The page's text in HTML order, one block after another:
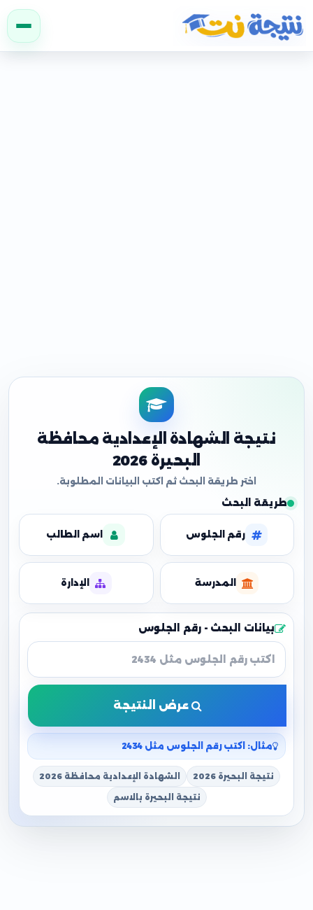
نتيجة نت
نتيجة الشهادة الإعدادية محافظة
البحيرة 2026
طريقة البحث
رقم الجلوس اسم الطالب
المدرسة الإدارة
بيانات البحث - رقم الجلوس
عرض النتيجة
مثال: اكتب رقم الجلوس مثل 2434
نتيجة البحيرة 2026 الشهادة الإعدادية محافظة 2026
نتيجة البحيرة بالاسم